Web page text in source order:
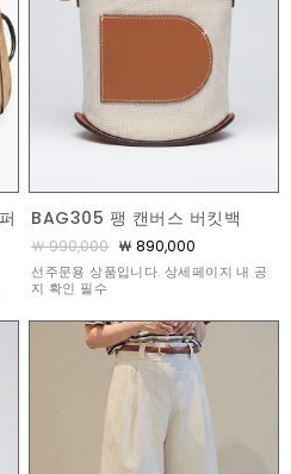
BAG305 팽 캔버스 버킷백
￦ 990,000 ￦ 890,000
선주문용 상품입니다. 상세페이지 내 공
지 확인 필수